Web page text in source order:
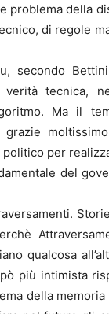
problema della
di regole
secondo
verità tecnica,
Ma il
moltissimo
per
del
qualcosa
più intimista
della